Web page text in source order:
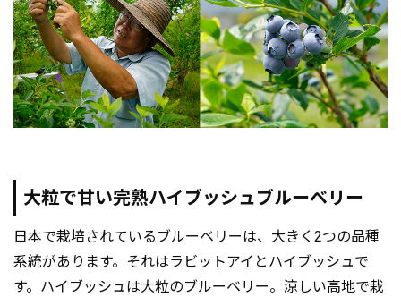
大粒で甘い完熟ハイブッシュブルーベリー
日本で栽培されているブルーベリーは、大きく2つの品種
系統があります。それはラビットアイとハイブッシュで
す。ハイブッシュは大粒のブルーベリー。涼しい高地で栽